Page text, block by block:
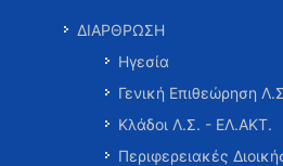
ΔΙΑΡΘΡΩΣΗ
Ηγεσία
Γενική Επιθεώρηση
Κλάδοι Λ.Σ. - ΕΛ.ΑΚΤ.
Περιφερειακές